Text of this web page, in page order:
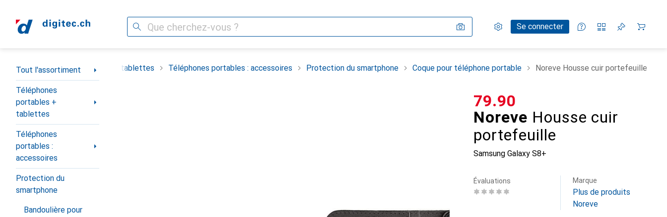
Recherche Paramètres
Compte clientSe connecter
Listes de comparaison
Listes d'envies
Panier
Navigation par catégorie
Tout l'assortiment
Téléphones
portables +
tablettes
Téléphones
portables :
accessoires
Protection du
smartphone
Bandoulière pour
Téléphones portables + tablettes Téléphones portables : accessoires Protection du smartphone Coque pour téléphone portable Noreve Housse cuir portefeuille
Noreve Housse cuir
portefeuille
Samsung Galaxy S8+
CHF
79.90
Évaluations Marque
Plus de produits
Noreve